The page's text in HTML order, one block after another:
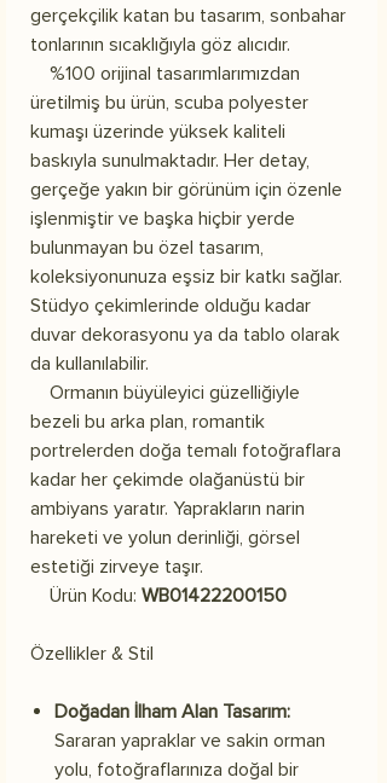
gerçekçilik katan bu tasarım, sonbahar
tonlarının sıcaklığıyla göz alıcıdır.
%100 orijinal tasarımlarımızdan
üretilmiş bu ürün, scuba polyester
kumaşı üzerinde yüksek kaliteli
baskıyla sunulmaktadır. Her detay,
gerçeğe yakın bir görünüm için özenle
işlenmiştir ve başka hiçbir yerde
bulunmayan bu özel tasarım,
koleksiyonunuza eşsiz bir katkı sağlar.
Stüdyo çekimlerinde olduğu kadar
duvar dekorasyonu ya da tablo olarak
da kullanılabilir.
Ormanın büyüleyici güzelliğiyle
bezeli bu arka plan, romantik
portrelerden doğa temalı fotoğraflara
kadar her çekimde olağanüstü bir
ambiyans yaratır. Yaprakların narin
hareketi ve yolun derinliği, görsel
estetiği zirveye taşır.
Ürün Kodu: WB01422200150
Özellikler & Stil
Doğadan İlham Alan Tasarım:
Sararan yapraklar ve sakin orman
yolu, fotoğraflarınıza doğal bir